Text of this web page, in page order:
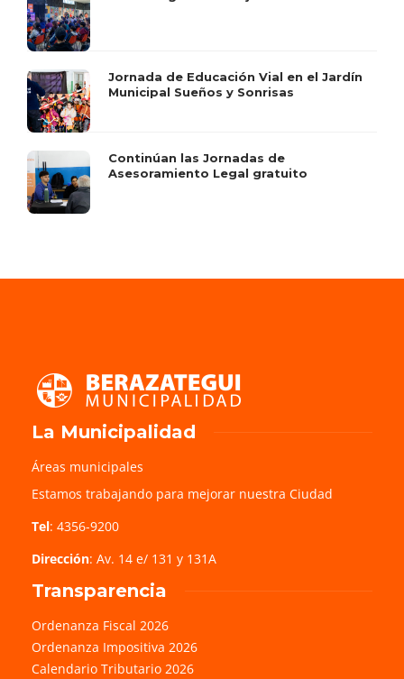
Jornada de Educación Vial en el Jardín
Municipal Sueños y Sonrisas
Continúan las Jornadas de
Asesoramiento Legal gratuito
La Municipalidad
Áreas municipales
Estamos trabajando para mejorar nuestra Ciudad
Tel: 4356-9200
Dirección: Av. 14 e/ 131 y 131A
Transparencia
Ordenanza Fiscal 2026
Ordenanza Impositiva 2026
Calendario Tributario 2026